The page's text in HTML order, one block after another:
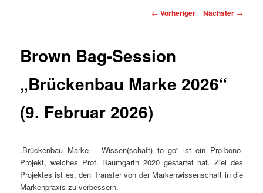
Beitragsnavigation
← Vorheriger Nächster →
Brown Bag-Session
„Brückenbau Marke 2026“
(9. Februar 2026)
„Brückenbau Marke – Wissen(schaft) to go“ ist ein Pro-bono-
Projekt, welches Prof. Baumgarth 2020 gestartet hat. Ziel des
Projektes ist es, den Transfer von der Markenwissenschaft in die
Markenpraxis zu verbessern.